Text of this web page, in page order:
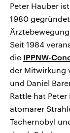
Peter Hauber
1980
Seit 1984
die IPPNW-
der Mitwirkung
und Daniel
Rattle hat
atomarer
Tschernobyl